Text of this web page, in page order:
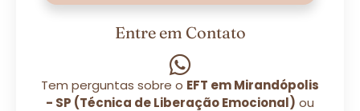
Entre em Contato
Tem perguntas sobre o EFT em Mirandópolis
- SP (Técnica de Liberação Emocional) ou